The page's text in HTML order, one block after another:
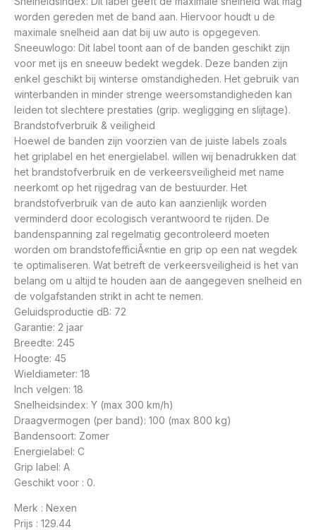
worden gereden met de band aan. Hiervoor houdt u de
maximale snelheid aan dat bij uw auto is opgegeven.
Sneeuwlogo: Dit label toont aan of de banden geschikt zijn
voor met ijs en sneeuw bedekt wegdek. Deze banden zijn
enkel geschikt bij winterse omstandigheden. Het gebruik van
winterbanden in minder strenge weersomstandigheden kan
leiden tot slechtere prestaties (grip. wegligging en slijtage).
Brandstofverbruik & veiligheid
Hoewel de banden zijn voorzien van de juiste labels zoals
het griplabel en het energielabel. willen wij benadrukken dat
het brandstofverbruik en de verkeersveiligheid met name
neerkomt op het rijgedrag van de bestuurder. Het
brandstofverbruik van de auto kan aanzienlijk worden
verminderd door ecologisch verantwoord te rijden. De
bandenspanning zal regelmatig gecontroleerd moeten
worden om brandstofefficiÃ«ntie en grip op een nat wegdek
te optimaliseren. Wat betreft de verkeersveiligheid is het van
belang om u altijd te houden aan de aangegeven snelheid en
de volgafstanden strikt in acht te nemen.
Geluidsproductie dB: 72
Garantie: 2 jaar
Breedte: 245
Hoogte: 45
Wieldiameter: 18
Inch velgen: 18
Snelheidsindex: Y (max 300 km/h)
Draagvermogen (per band): 100 (max 800 kg)
Bandensoort: Zomer
Energielabel: C
Grip label: A
Geschikt voor : 0.
Merk : Nexen
Prijs : 129.44